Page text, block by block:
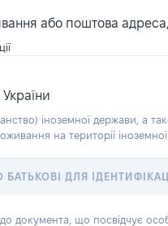
або поштова
іноземної держави, а
на території
БАТЬКОВІ ДЛЯ
документа, що посвідчує